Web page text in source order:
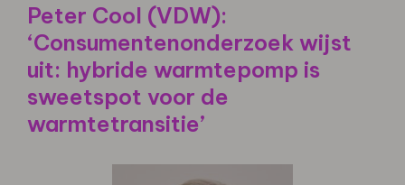
Peter Cool (VDW):
‘Consumentenonderzoek wijst
uit: hybride warmtepomp is
sweetspot voor de
warmtetransitie’